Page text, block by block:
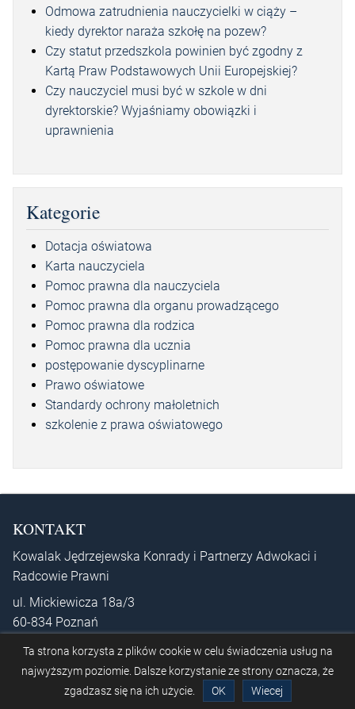
Ta strona korzysta z plików cookie w celu świadczenia usług na
najwyższym poziomie. Dalsze korzystanie ze strony oznacza, że
zgadzasz się na ich użycie.
OK Wiecej
Odmowa zatrudnienia nauczycielki w ciąży –
kiedy dyrektor naraża szkołę na pozew?
Czy statut przedszkola powinien być zgodny z
Kartą Praw Podstawowych Unii Europejskiej?
Czy nauczyciel musi być w szkole w dni
dyrektorskie? Wyjaśniamy obowiązki i
uprawnienia
Kategorie
Dotacja oświatowa
Karta nauczyciela
Pomoc prawna dla nauczyciela
Pomoc prawna dla organu prowadzącego
Pomoc prawna dla rodzica
Pomoc prawna dla ucznia
postępowanie dyscyplinarne
Prawo oświatowe
Standardy ochrony małoletnich
szkolenie z prawa oświatowego
KONTAKT
Kowalak Jędrzejewska Konrady i Partnerzy Adwokaci i
Radcowie Prawni
ul. Mickiewicza 18a/3
60-834 Poznań
e-mail:kancelaria@prawnikoswiatowy.pl
www:prawnikpoznanski.pl
ODDZIAŁ W JAROCINIE